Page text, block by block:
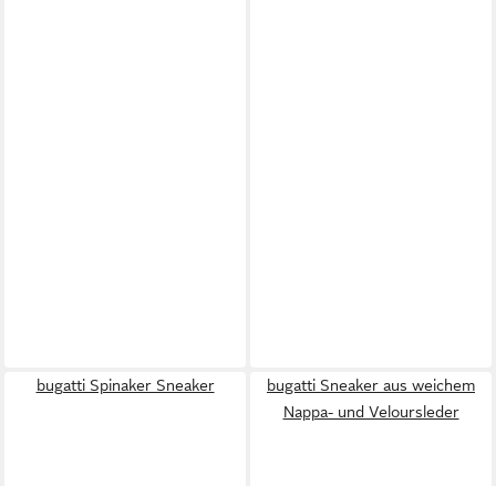
bugatti Spinaker Sneaker
bugatti Sneaker aus weichem
Nappa- und Veloursleder